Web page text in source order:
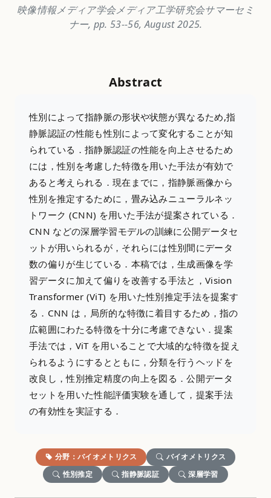
映像情報メディア学会メディア工学研究会サマーセミ
ナー, pp. 53--56, August 2025.
Abstract
性別によって指静脈の形状や状態が異なるため,指
静脈認証の性能も性別によって変化することが知
られている．指静脈認証の性能を向上させるため
には，性別を考慮した特徴を用いた手法が有効で
あると考えられる．現在までに，指静脈画像から
性別を推定するために，畳み込みニューラルネッ
トワーク (CNN) を用いた手法が提案されている．
CNN などの深層学習モデルの訓練に公開データセ
ットが用いられるが，それらには性別間にデータ
数の偏りが生じている．本稿では，生成画像を学
習データに加えて偏りを改善する手法と，Vision
Transformer (ViT) を用いた性別推定手法を提案す
る．CNN は，局所的な特徴に着目するため，指の
広範囲にわたる特徴を十分に考慮できない．提案
手法では，ViT を用いることで大域的な特徴を捉え
られるようにするとともに，分類を行うヘッドを
改良し，性別推定精度の向上を図る．公開データ
セットを用いた性能評価実験を通して，提案手法
の有効性を実証する．
分野：バイオメトリクス
バイオメトリクス
性別推定
指静脈認証 深層学習